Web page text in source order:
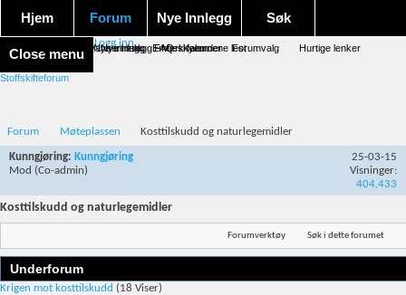
Hjem Forum
Nye innlegg FAQ Kalender Forumvalg Hurtige lenker
Nye Innlegg
Nye innlegg Merk forumene lest
Søk
Avansert søk Emneskyen
Close menu
Logg inn
Stoffskifteforum
Forum Møteplassen Kosttilskudd og naturlegemidler
Kunngjøring: Kunngjøring
Mod (Co-admin)
25-03-15
Visninger:
404,433
Kosttilskudd og naturlegemidler
Forumverktøy Søk i dette forumet
Underforum
Krigen mot kosttilskudd (18 Viser)